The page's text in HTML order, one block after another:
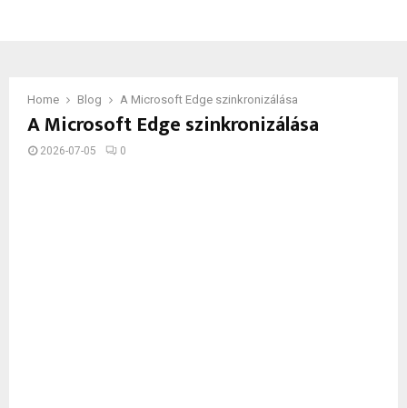
Home Blog A Microsoft Edge szinkronizálása
A Microsoft Edge szinkronizálása
2026-07-05 0